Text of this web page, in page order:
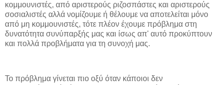
κομμουνιστές, από αριστερούς ριζοσπάστες και αριστερούς
σοσιαλιστές αλλά νομίζουμε ή θέλουμε να αποτελείται μόνο
από μη κομμουνιστές, τότε πλέον έχουμε πρόβλημα στη
δυνατότητα συνύπαρξής μας και ίσως απ' αυτό προκύπτουν
και πολλά προβλήματα για τη συνοχή μας.
Το πρόβλημα γίνεται πιο οξύ όταν κάποιοι δεν